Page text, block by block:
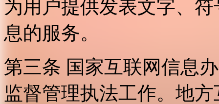
为用户提供发表文字、
息的服务。
第三条 国家互联网信息
监督管理执法工作。地